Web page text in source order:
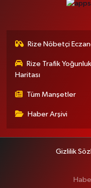
Rize Nöbetçi
Rize Trafik Yoğunluk
Haritası
Tüm Manşetler
Haber Arşivi
Gizlilik